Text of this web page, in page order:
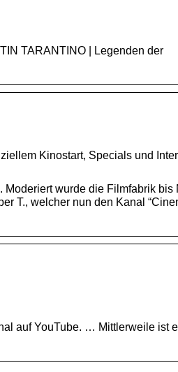
TARANTINO | Legenden der
Kinostart, Specials und
Moderiert wurde die Filmfabrik bis
T., welcher nun den Kanal
auf YouTube. … Mittlerweile ist